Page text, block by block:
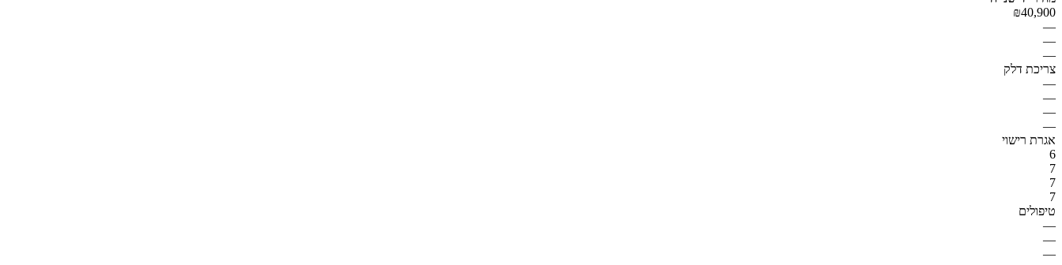
₪40,900
—
—
—
צריכת דלק
—
—
—
—
אגרת רישוי
6
7
7
7
טיפולים
—
—
—